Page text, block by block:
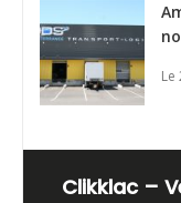
Le
Clikklac –